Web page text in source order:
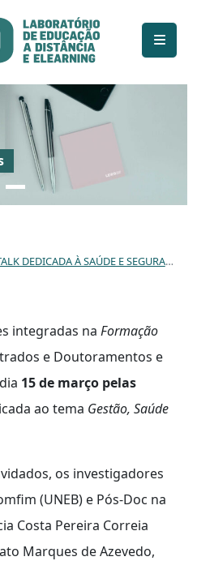
DEDICADA À SAÚDE E SEGURANÇA NAS ESCOLAS
integradas na Formação
e Doutoramentos e
15 de março pelas
ao tema Gestão, Saúde
os investigadores
(UNEB) e Pós-Doc na
Costa Pereira Correia
Marques de Azevedo,